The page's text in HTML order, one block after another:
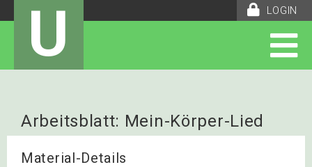
LOGIN
U
Arbeitsblatt: Mein-Körper-Lied
Material-Details